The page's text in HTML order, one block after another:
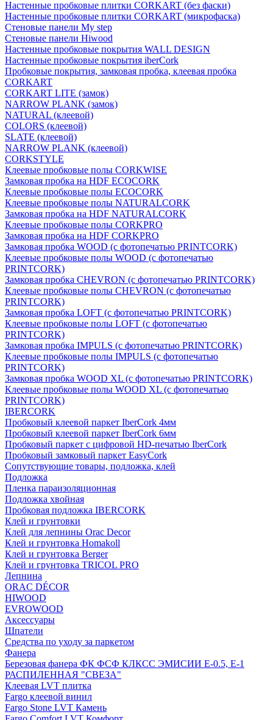
Настенные пробковые плитки CORKART (без фаски)
Настенные пробковые плитки CORKART (микрофаска)
Стеновые панели My step
Стеновые панели Hiwood
Настенные пробковые покрытия WALL DESIGN
Настенные пробковые покрытия iberCork
Пробковые покрытия, замковая пробка, клеевая пробка
CORKART
CORKART LITE (замок)
NARROW PLANK (замок)
NATURAL (клеевой)
COLORS (клеевой)
SLATE (клеевой)
NARROW PLANK (клеевой)
CORKSTYLE
Клеевые пробковые полы CORKWISE
Замковая пробка на HDF ECOCORK
Клеевые пробковые полы ECOCORK
Клеевые пробковые полы NATURALCORK
Замковая пробка на HDF NATURALCORK
Клеевые пробковые полы CORKPRO
Замковая пробка на HDF CORKPRO
Замковая пробка WOOD (с фотопечатью PRINTCORK)
Клеевые пробковые полы WOOD (с фотопечатью
PRINTCORK)
Замковая пробка CHEVRON (с фотопечатью PRINTCORK)
Клеевые пробковые полы CHEVRON (с фотопечатью
PRINTCORK)
Замковая пробка LOFT (с фотопечатью PRINTCORK)
Клеевые пробковые полы LOFT (с фотопечатью
PRINTCORK)
Замковая пробка IMPULS (с фотопечатью PRINTCORK)
Клеевые пробковые полы IMPULS (с фотопечатью
PRINTCORK)
Замковая пробка WOOD XL (с фотопечатью PRINTCORK)
Клеевые пробковые полы WOOD XL (с фотопечатью
PRINTCORK)
IBERCORK
Пробковый клеевой паркет IberCork 4мм
Пробковый клеевой паркет IberCork 6мм
Пробковый паркет с цифровой HD-печатью IberCork
Пробковый замковый паркет EasyCork
Сопутствующие товары, подложка, клей
Подложка
Пленка параизоляционная
Подложка хвойная
Пробковая подложка IBERCORK
Клей и грунтовки
Клей для лепнины Orac Decor
Клей и грунтовка Homakoll
Клей и грунтовка Berger
Клей и грунтовка TRICOL PRO
Лепнина
ORAC DÉCOR
HIWOOD
EVROWOOD
Аксессуары
Шпатели
Средства по уходу за паркетом
Фанера
Березовая фанера ФК ФСФ КЛКСС ЭМИСИИ Е-0.5, Е-1
РАСПИЛЕННАЯ "СВЕЗА"
Клеевая LVT плитка
Fargo клеевой винил
Fargo Stone LVT Камень